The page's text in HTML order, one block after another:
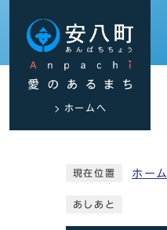
ホームへ
現在位置 ホーム
あしあと